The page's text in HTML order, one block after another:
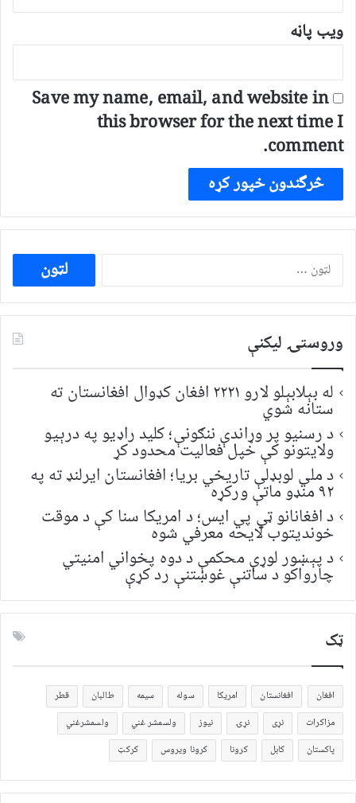
ویب پاڼه
Save my name, email, and website in
this browser for the next time I
comment.
ددی
لپاره
لټون:
وروستۍ ليکنې
له بېلابېلو لارو ۲۲۲۱ افغان کډوال افغانستان ته
ستانه شوي
د رسنیو پر وړاندې ننګونې؛ کلید راډیو په درېیو
ولایتونو کې خپل فعالیت محدود کړ
د ملي لوبډلې تاریخي بریا؛ افغانستان ایرلنډ ته په
۹۲ منډو ماتې ورکړه
د افغانانو ټي پي ایس؛ د امریکا سنا کې د موقت
خونديتوب لایحه معرفي شوه
د پېښور لوړې محکمې د دوه پخواني امنیتي
چارواکو د ساتنې غوښتنې رد کړې
ټک
افغان افغانستان امریکا سوله سیمه طالبان
قطر
مزاکرات
نړی نړۍ نیوز ولسمشر غني
ولسمشرغني
پاکستان
کابل کرونا کرونا ویروس کرکټ